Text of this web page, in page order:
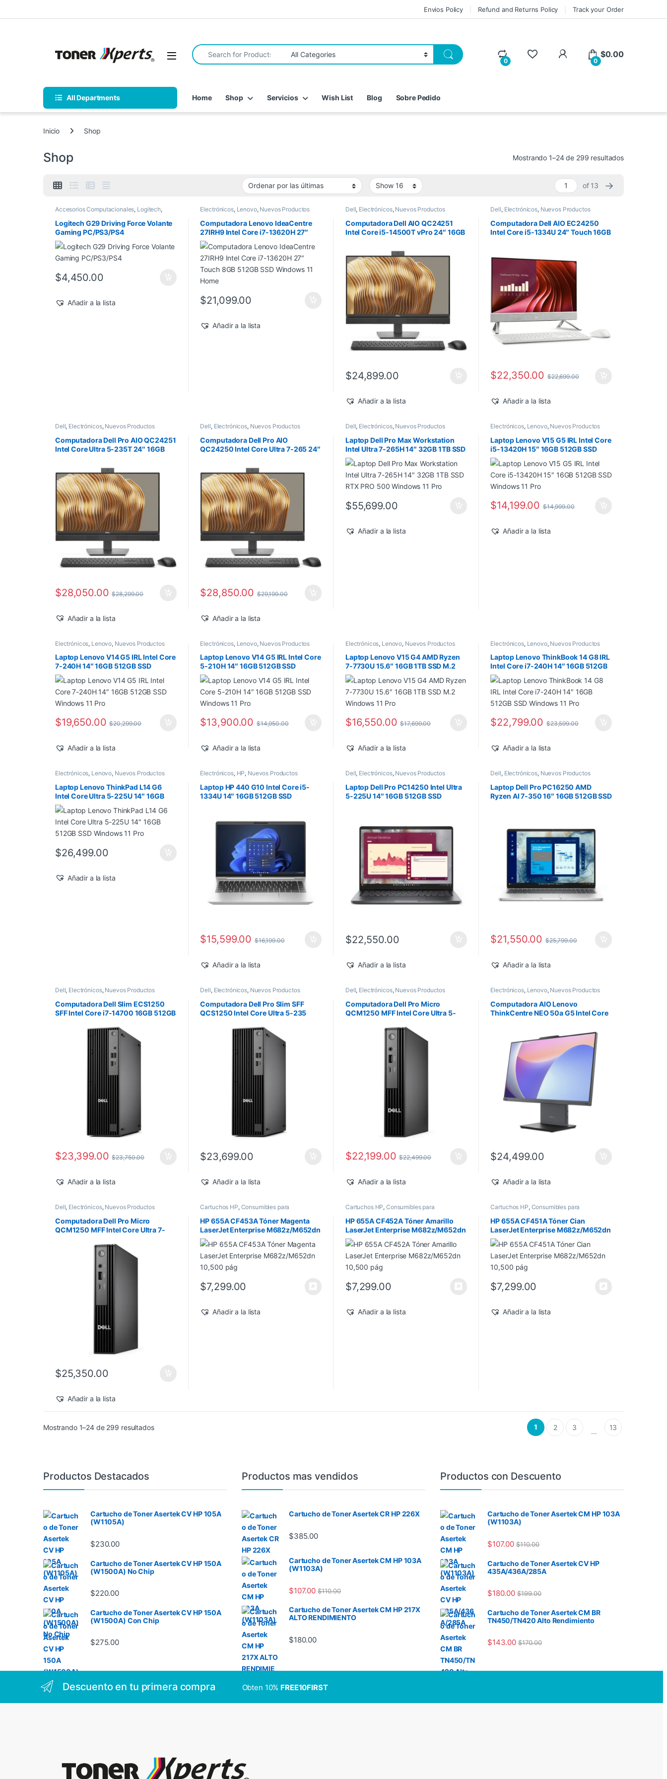
Envios Policy Refund and Returns Policy Track your Order
Open
Search for:
0
My Account
0
$0.00
All Departments Home Shop Servicios Wish List Blog Sobre Pedido
Inicio Shop
Shop Mostrando 1–24 de 299 resultadosSorted by
of 13 →
Accesorios Computacionales, Logitech,
Nuevos Productos
Logitech G29 Driving Force Volante
Gaming PC/PS3/PS4
$4,450.00
Añadir a la lista
Electrónicos, Lenovo, Nuevos Productos
Computadora Lenovo IdeaCentre
27IRH9 Intel Core i7-13620H 27″
Touch 8GB 512GB SSD Windows 11
Home
$21,099.00
Añadir a la lista
Dell, Electrónicos, Nuevos Productos
Computadora Dell AIO QC24251
Intel Core i5-14500T vPro 24″ 16GB
$24,899.00
Añadir a la lista
Dell, Electrónicos, Nuevos Productos
Computadora Dell AIO EC24250
Intel Core i5-1334U 24″ Touch 16GB
$22,350.00 $22,699.00
Añadir a la lista
Dell, Electrónicos, Nuevos Productos
Computadora Dell Pro AIO QC24251
Intel Core Ultra 5-235T 24″ 16GB
$28,050.00 $28,299.00
Añadir a la lista
Dell, Electrónicos, Nuevos Productos
Computadora Dell Pro AIO
QC24250 Intel Core Ultra 7-265 24″
$28,850.00 $29,199.00
Añadir a la lista
Dell, Electrónicos, Nuevos Productos
Laptop Dell Pro Max Workstation
Intel Ultra 7-265H 14″ 32GB 1TB SSD
RTX PRO 500 Windows 11 Pro
$55,699.00
Añadir a la lista
Electrónicos, Lenovo, Nuevos Productos
Laptop Lenovo V15 G5 IRL Intel Core
i5-13420H 15″ 16GB 512GB SSD
Windows 11 Pro
$14,199.00 $14,999.00
Añadir a la lista
Electrónicos, Lenovo, Nuevos Productos
Laptop Lenovo V14 G5 IRL Intel Core
7-240H 14″ 16GB 512GB SSD
Windows 11 Pro
$19,650.00 $20,299.00
Añadir a la lista
Electrónicos, Lenovo, Nuevos Productos
Laptop Lenovo V14 G5 IRL Intel Core
5-210H 14″ 16GB 512GB SSD
Windows 11 Pro
$13,900.00 $14,950.00
Añadir a la lista
Electrónicos, Lenovo, Nuevos Productos
Laptop Lenovo V15 G4 AMD Ryzen
7-7730U 15.6″ 16GB 1TB SSD M.2
Windows 11 Pro
$16,550.00 $17,699.00
Añadir a la lista
Electrónicos, Lenovo, Nuevos Productos
Laptop Lenovo ThinkBook 14 G8 IRL
Intel Core i7-240H 14″ 16GB 512GB
SSD Windows 11 Pro
$22,799.00 $23,599.00
Añadir a la lista
Electrónicos, Lenovo, Nuevos Productos
Laptop Lenovo ThinkPad L14 G6
Intel Core Ultra 5-225U 14″ 16GB
512GB SSD Windows 11 Pro
$26,499.00
Añadir a la lista
Electrónicos, HP, Nuevos Productos
Laptop HP 440 G10 Intel Core i5-
1334U 14″ 16GB 512GB SSD
$15,599.00 $16,199.00
Añadir a la lista
Dell, Electrónicos, Nuevos Productos
Laptop Dell Pro PC14250 Intel Ultra
5-225U 14″ 16GB 512GB SSD
$22,550.00
Añadir a la lista
Dell, Electrónicos, Nuevos Productos
Laptop Dell Pro PC16250 AMD
Ryzen AI 7-350 16″ 16GB 512GB SSD
$21,550.00 $25,799.00
Añadir a la lista
Dell, Electrónicos, Nuevos Productos
Computadora Dell Slim ECS1250
SFF Intel Core i7-14700 16GB 512GB
$23,399.00 $23,750.00
Añadir a la lista
Dell, Electrónicos, Nuevos Productos
Computadora Dell Pro Slim SFF
QCS1250 Intel Core Ultra 5-235
$23,699.00
Añadir a la lista
Dell, Electrónicos, Nuevos Productos
Computadora Dell Pro Micro
QCM1250 MFF Intel Core Ultra 5-
$22,199.00 $22,499.00
Añadir a la lista
Electrónicos, Lenovo, Nuevos Productos
Computadora AIO Lenovo
ThinkCentre NEO 50a G5 Intel Core
$24,499.00
Añadir a la lista
Dell, Electrónicos, Nuevos Productos
Computadora Dell Pro Micro
QCM1250 MFF Intel Core Ultra 7-
$25,350.00
Añadir a la lista
Cartuchos HP, Consumibles para
Nuevos Productos
Pedido,Toner Original
HP 655A CF453A Tóner Magenta
LaserJet Enterprise M682z/M652dn
10,500 pág
$7,299.00
Añadir a la lista
Cartuchos HP,Consumibles para
Nuevos Productos
Pedido,Toner Original
HP 655A CF452A Tóner Amarillo
LaserJet Enterprise M682z/M652dn
10,500 pág
$7,299.00
Añadir a la lista
Cartuchos HP, Consumibles para
Nuevos Productos
Pedido,Toner Original
HP 655A CF451A Tóner Cian
LaserJet Enterprise M682z/M652dn
10,500 pág
$7,299.00
Añadir a la lista
Mostrando 1–24 de 299 resultadosSorted by latest 1 2 3 … 13
Productos Destacados
Cartucho de Toner Asertek CV HP 105A
(W1105A)
$230.00
Cartucho de Toner Asertek CV HP 150A
(W1500A) No Chip
$220.00
Cartucho de Toner Asertek CV HP 150A
(W1500A) Con Chip
$275.00
Productos mas vendidos
Cartucho de Toner Asertek CR HP 226X
$385.00
Cartucho de Toner Asertek CM HP 103A
(W1103A)
$107.00 $110.00
Cartucho de Toner Asertek CM HP 217X
ALTO RENDIMIENTO
$180.00
Productos con Descuento
Cartucho de Toner Asertek CM HP 103A
(W1103A)
$107.00 $110.00
Cartucho de Toner Asertek CV HP
435A/436A/285A
$180.00 $199.00
Cartucho de Toner Asertek CM BR
TN450/TN420 Alto Rendimiento
$143.00 $170.00
Descuento en tu primera compra Obten 10% FREE10FIRST